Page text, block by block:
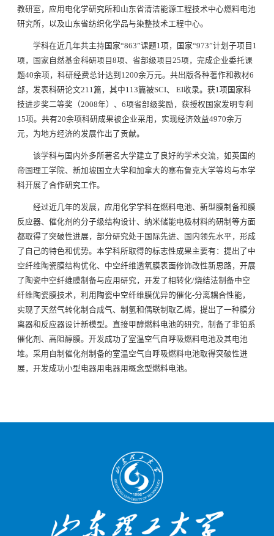
教研室，应用电化学研究所和山东省清洁能源工程技术中心燃料电池
研究所，以及山东省纺织化学品与染整技术工程中心。
学科在近几年共主持国家“863”课题1项，国家“973”计划子项目1
项，国家自然基金科研项目8项、省部级项目25项，完成企业委托课
题40余项，科研经费总计达到1200余万元。共出版各种著作和教材6
部，发表科研论文211篇，其中113篇被SCI、 EI收录。获1项国家科
技进步奖二等奖（2008年）、6项省部级奖励，获授权国家发明专利
15项。共有20余项科研成果被企业采用，实现经济效益4970余万
元，为地方经济的发展作出了贡献。
该学科与国内外多所著名大学建立了良好的学术交流，如英国的
帝国理工学院、新加坡国立大学和加拿大的塞布鲁克大学等均与本学
科开展了合作研究工作。
经过近几年的发展，应用化学学科在燃料电池、新型膜制备和膜
反应器、催化剂的分子级结构设计、纳米储能电极材料的研制等方面
都取得了突破性进展，部分研究处于国际先进、国内领先水平，形成
了自己的特色和优势。本学科所取得的标志性成果主要有：提出了中
空纤维陶瓷膜结构优化、中空纤维透氧膜表面修饰改性新思路，开展
了陶瓷中空纤维膜制备与应用研究，开发了相转化/烧结法制备中空
纤维陶瓷膜技术，利用陶瓷中空纤维膜优异的催化-分离耦合性能，
实现了天然气转化制合成气、制氢和偶联制取乙烯，提出了一种膜分
离器和反应器设计新模型。直接甲醇燃料电池的研究，制备了非铂系
催化剂、高阻醇膜。开发成功了室温空气自呼吸燃料电池及其电池
堆。采用自制催化剂制备的室温空气自呼吸燃料电池取得突破性进
展，开发成功小型电器用电器用概念型燃料电池。